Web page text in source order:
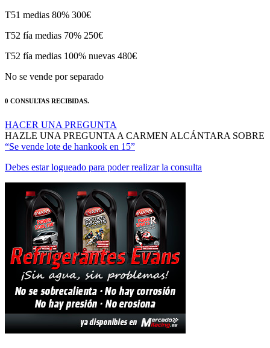
T51 medias 80% 300€
T52 fía medias 70% 250€
T52 fía medias 100% nuevas 480€
No se vende por separado
0 CONSULTAS RECIBIDAS.
HACER UNA PREGUNTA
HAZLE UNA PREGUNTA A CARMEN ALCÁNTARA SOBRE
“Se vende lote de hankook en 15”
Debes estar logueado para poder realizar la consulta